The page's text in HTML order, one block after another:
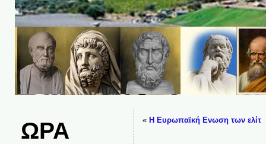
ΩΡΑ
« Η Ευρωπαϊκή Ενωση των ελίτ